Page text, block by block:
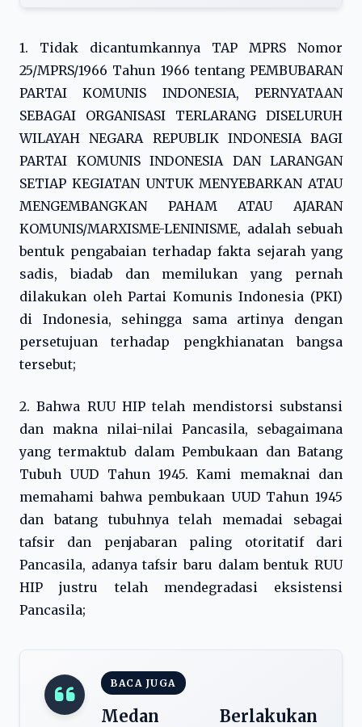
1. Tidak dicantumkannya TAP MPRS Nomor
25/MPRS/1966 Tahun 1966 tentang PEMBUBARAN
PARTAI KOMUNIS INDONESIA, PERNYATAAN
SEBAGAI ORGANISASI TERLARANG DISELURUH
WILAYAH NEGARA REPUBLIK INDONESIA BAGI
PARTAI KOMUNIS INDONESIA DAN LARANGAN
SETIAP KEGIATAN UNTUK MENYEBARKAN ATAU
MENGEMBANGKAN PAHAM ATAU AJARAN
KOMUNIS/MARXISME-LENINISME, adalah sebuah
bentuk pengabaian terhadap fakta sejarah yang
sadis, biadab dan memilukan yang pernah
dilakukan oleh Partai Komunis Indonesia (PKI)
di Indonesia, sehingga sama artinya dengan
persetujuan terhadap pengkhianatan bangsa
tersebut;
2. Bahwa RUU HIP telah mendistorsi substansi
dan makna nilai-nilai Pancasila, sebagaimana
yang termaktub dalam Pembukaan dan Batang
Tubuh UUD Tahun 1945. Kami memaknai dan
memahami bahwa pembukaan UUD Tahun 1945
dan batang tubuhnya telah memadai sebagai
tafsir dan penjabaran paling otoritatif dari
Pancasila, adanya tafsir baru dalam bentuk RUU
HIP justru telah mendegradasi eksistensi
Pancasila;
BACA JUGA
Medan Berlakukan